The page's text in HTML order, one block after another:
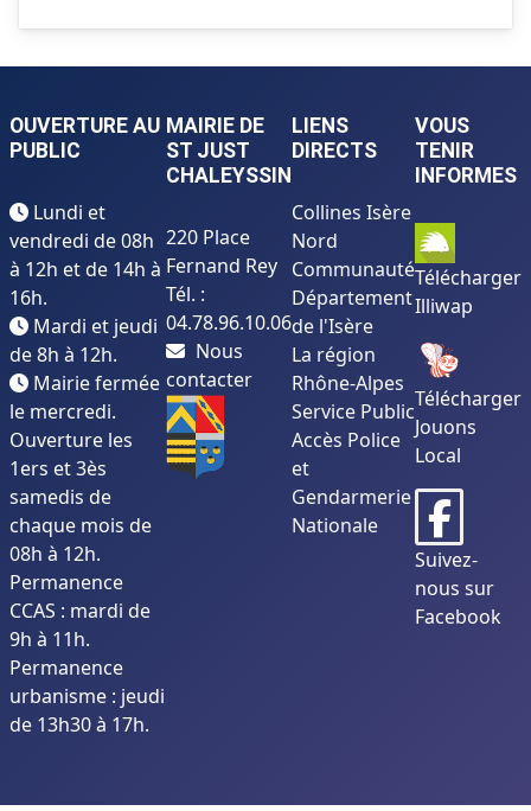
OUVERTURE AU
PUBLIC
Lundi et
vendredi de 08h
à 12h et de 14h à
16h.
Mardi et jeudi
de 8h à 12h.
Mairie fermée
le mercredi.
Ouverture les
1ers et 3ès
samedis de
chaque mois de
08h à 12h.
Permanence
CCAS : mardi de
9h à 11h.
Permanence
urbanisme : jeudi
de 13h30 à 17h.
MAIRIE DE
ST JUST
CHALEYSSIN
220 Place
Fernand Rey
Tél. :
04.78.96.10.06
Nous
contacter
LIENS
DIRECTS
Collines Isère
Nord
Communauté
Département
de l'Isère
La région
Rhône-Alpes
Service Public
Accès Police
et
Gendarmerie
Nationale
VOUS
TENIR
INFORMES
Télécharger
Illiwap
Télécharger
Jouons
Local
Suivez-
nous sur
Facebook